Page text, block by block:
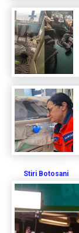
Stiri Botosani